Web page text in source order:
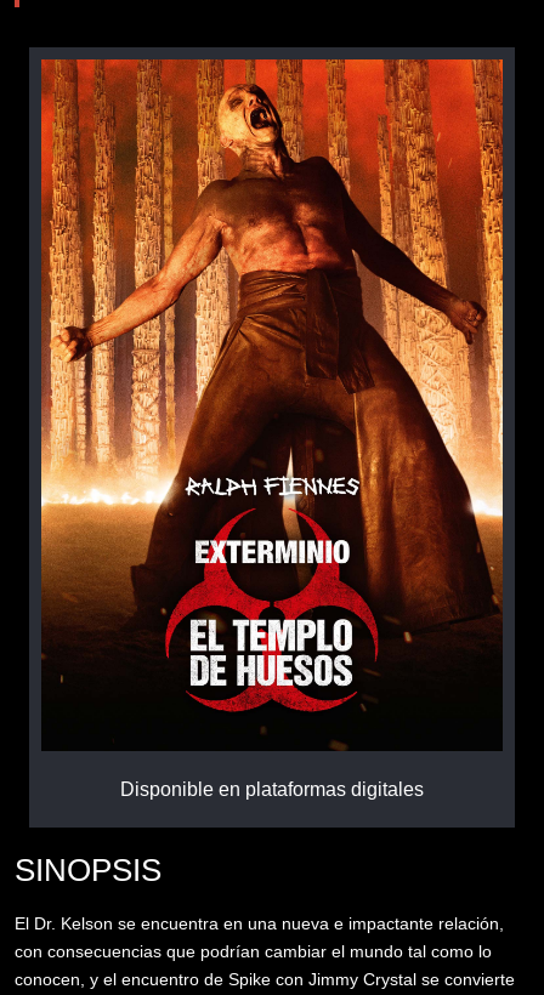
Disponible en plataformas digitales
SINOPSIS
El Dr. Kelson se encuentra en una nueva e impactante relación,
con consecuencias que podrían cambiar el mundo tal como lo
conocen, y el encuentro de Spike con Jimmy Crystal se convierte